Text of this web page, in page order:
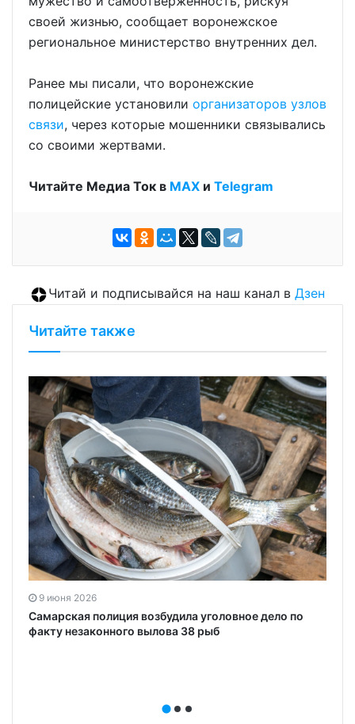
своей жизнью, сообщает воронежское
региональное министерство внутренних дел.
Ранее мы писали, что воронежские
полицейские установили организаторов узлов
связи, через которые мошенники связывались
со своими жертвами.
Читайте Медиа Ток в МАХ и Telegram
Читай и подписывайся на наш канал в Дзен
Читайте также
9 июня 2026
Самарская полиция возбудила уголовное дело по
факту незаконного вылова 38 рыб